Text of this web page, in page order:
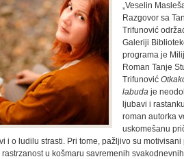
„Veselin
Razgovor sa
Trifunović
Galeriji
programa je
Roman Tanje
Trifunović
labuda je
ljubavi i
roman autorka
uskomešanu
i o ludilu strasti. Pri tome, pažljivo su motivisani
u košmaru savremenih